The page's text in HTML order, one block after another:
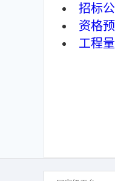
招标
资格
工程